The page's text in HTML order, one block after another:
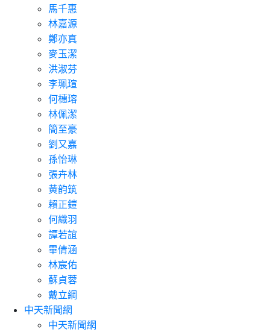
馬千惠
林嘉源
鄭亦真
麥玉潔
洪淑芬
李珮瑄
何橞瑢
林佩潔
簡至豪
劉又嘉
孫怡琳
張卉林
黃韵筑
賴正鎧
何織羽
譚若誼
畢倩涵
林宸佑
蘇貞蓉
戴立綱
中天新聞網
中天新聞網